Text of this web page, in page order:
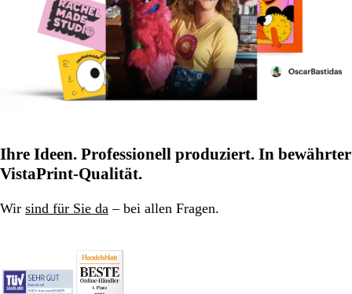
Ihre Ideen. Professionell produziert. In bewährter
VistaPrint-Qualität.
Wir sind für Sie da – bei allen Fragen.